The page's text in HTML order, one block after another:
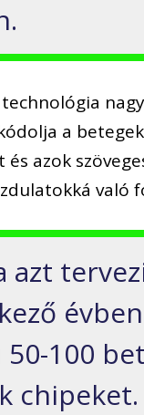
a
és azok
való
azt
évben
100
chipeket.